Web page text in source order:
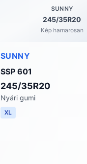
SUNNY
245/35R20
Kép hamarosan
SUNNY
SSP 601
245/35R20
Nyári gumi
XL